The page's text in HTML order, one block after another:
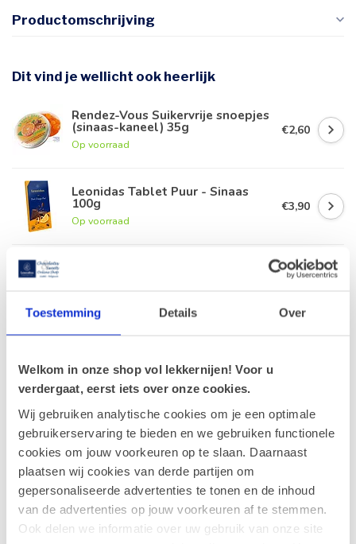
Toestemming Details Over
Welkom in onze shop vol lekkernijen! Voor u
verdergaat, eerst iets over onze cookies.
Wij gebruiken analytische cookies om je een optimale
gebruikerservaring te bieden en we gebruiken functionele
cookies om jouw voorkeuren op te slaan. Daarnaast
plaatsen wij cookies van derde partijen om
gepersonaliseerde advertenties te tonen en de inhoud
van de advertenties op jouw voorkeuren af te stemmen.
Ook delen we informatie over uw gebruik van onze site
Productomschrijving
Dit vind je wellicht ook heerlijk
Rendez-Vous Suikervrije snoepjes
(sinaas-kaneel) 35g
Op voorraad
€2,60
Leonidas Tablet Puur - Sinaas
100g
Op voorraad
€3,90
€6,00
Op voorraad
Vandererfven Sinaasappel
confituur 215g
Op voorraad
€5,00
Recent bekeken